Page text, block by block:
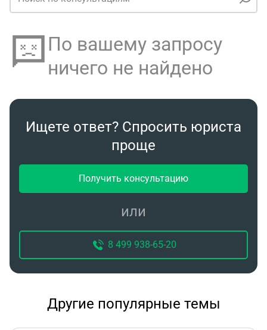
По вашему запросу
ничего не найдено
Ищете ответ? Спросить юриста
проще
Получить консультацию
или
8 499 938-65-20
Другие популярные темы